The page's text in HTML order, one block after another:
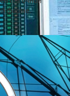
форме.